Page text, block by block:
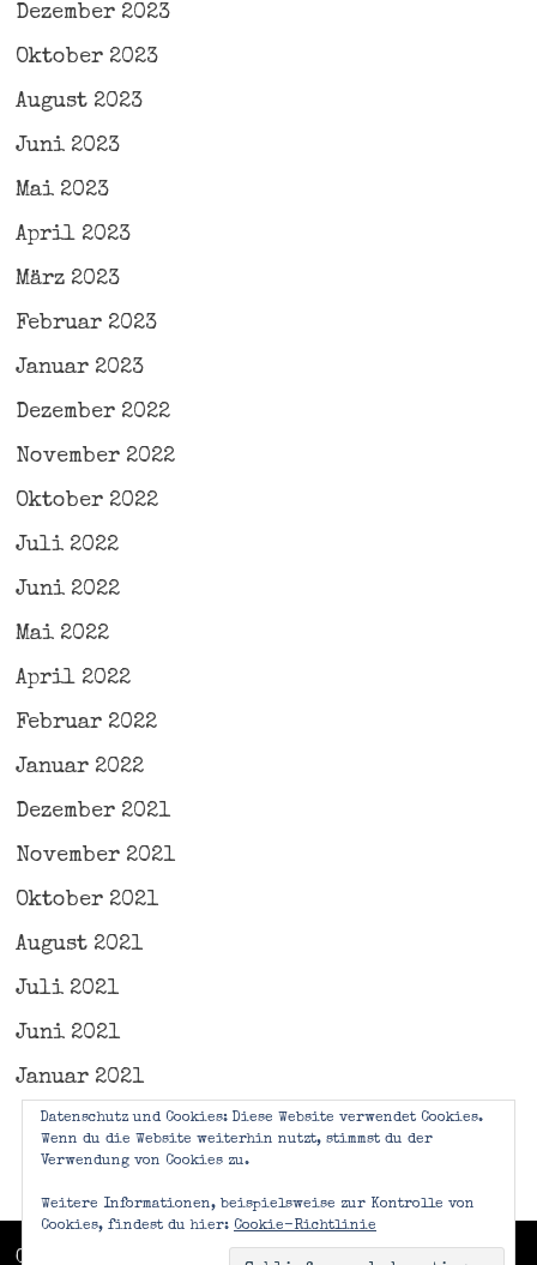
Dezember 2023
Oktober 2023
August 2023
Juni 2023
Mai 2023
April 2023
März 2023
Februar 2023
Januar 2023
Dezember 2022
November 2022
Oktober 2022
Juli 2022
Juni 2022
Mai 2022
April 2022
Februar 2022
Januar 2022
Dezember 2021
November 2021
Oktober 2021
August 2021
Juli 2021
Juni 2021
Januar 2021
Copyright © 2026 Frammenti Di Vita. Mit Stolz
Datenschutz und Cookies: Diese Website verwendet Cookies.
Wenn du die Website weiterhin nutzt, stimmst du der
Verwendung von Cookies zu.
Weitere Informationen, beispielsweise zur Kontrolle von
Cookies, findest du hier: Cookie-Richtlinie